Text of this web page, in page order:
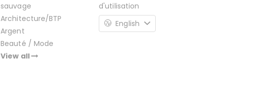
sauvage
Architecture/BTP
Argent
Beauté / Mode
View all
d'utilisation
English